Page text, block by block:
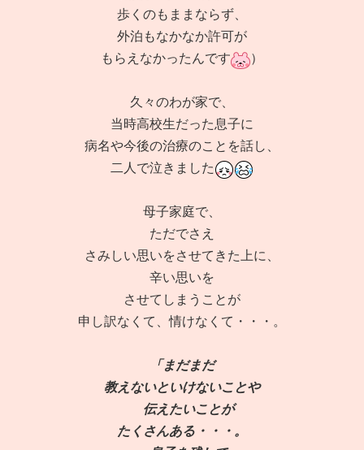
歩くのもままならず、
外泊もなかなか許可が
もらえなかったんです
）
久々のわが家で、
当時高校生だった息子に
病名や今後の治療のことを話し、
二人で泣きました
母子家庭で、
ただでさえ
さみしい思いをさせてきた上に、
辛い思いを
させてしまうことが
申し訳なくて、情けなくて・・・。
「まだまだ
教えないといけないことや
伝えたいことが
たくさんある・・・。